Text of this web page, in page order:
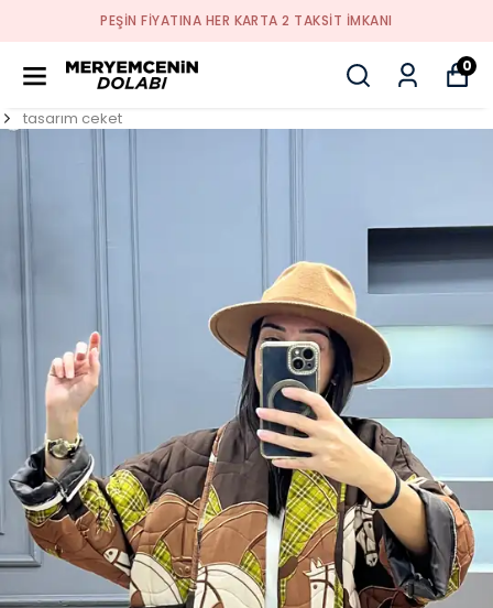
PEŞİN FİYATINA HER KARTA 2 TAKSİT İMKANI
0
tasarım ceket